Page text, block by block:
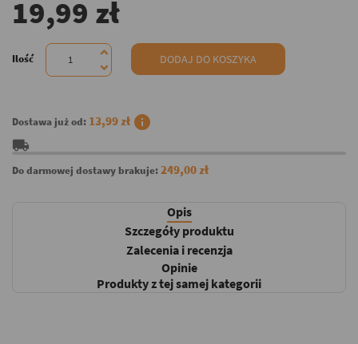
19,99 zł
Ilość DODAJ DO KOSZYKA
Dostawa już od: 13,99 zł info
local_shipping
Do darmowej dostawy brakuje:249,00 zł
Opis
Szczegóły produktu
Zalecenia i recenzja
Opinie
Produkty z tej samej kategorii